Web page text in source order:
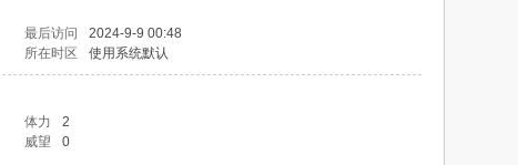
最后访问
2024-9-9 00:48
所在时区 使用系统默认
体力
2
威望
0